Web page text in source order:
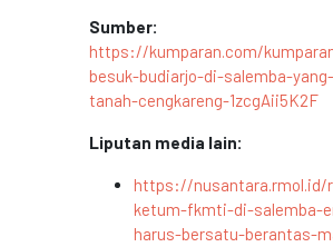
Sumber:
https://kumparan.com/
besuk-budiarjo-di-salemba-
tanah-cengkareng-1zcgAii5K2F
Liputan media lain:
https://nusantara.rmol.id/
ketum-fkmti-di-salemba-
harus-bersatu-berantas-